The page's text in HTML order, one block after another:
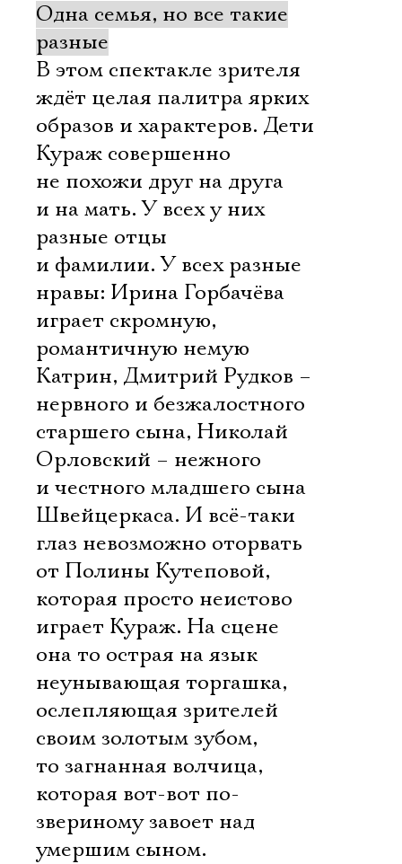
Одна семья, но все такие
разные
В этом спектакле зрителя
ждёт целая палитра ярких
образов и характеров. Дети
Кураж совершенно
не похожи друг на друга
и на мать. У всех у них
разные отцы
и фамилии. У всех разные
нравы: Ирина Горбачёва
играет скромную,
романтичную немую
Катрин, Дмитрий Рудков –
нервного и безжалостного
старшего сына, Николай
Орловский – нежного
и честного младшего сына
Швейцеркаса. И всё-таки
глаз невозможно оторвать
от Полины Кутеповой,
которая просто неистово
играет Кураж. На сцене
она то острая на язык
неунывающая торгашка,
ослепляющая зрителей
своим золотым зубом,
то загнанная волчица,
которая вот-вот по-
звериному завоет над
умершим сыном.